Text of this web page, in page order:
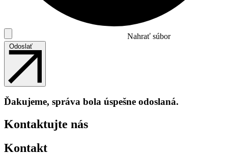
Nahrať súbor
Odoslať
Ďakujeme, správa bola úspešne odoslaná.
Kontaktujte nás
Kontakt